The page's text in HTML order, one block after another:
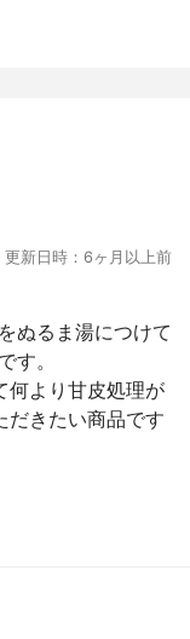
更新日時：6ヶ月以上前
ぬるま湯につけて
す。
何より甘皮処理が
だきたい商品です